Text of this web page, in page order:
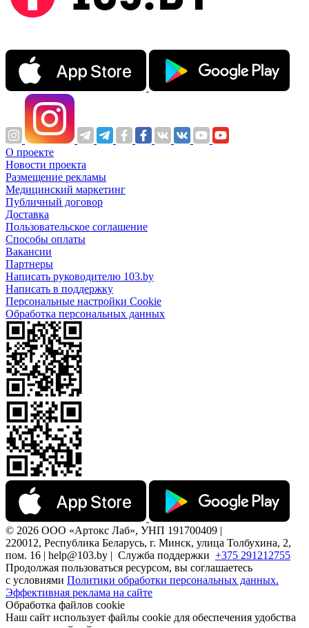
О проекте
Новости проекта
Размещение рекламы
Медицинский маркетинг
Публичный договор
Доставка
Пользовательское соглашение
Способы оплаты
Вакансии
Партнеры
Написать руководителю 103.by
Написать в поддержку
Персональные настройки Cookie
Обработка персональных данных
© 2026 ООО «Артокс Лаб», УНП 191700409 |
220012, Республика Беларусь, г. Минск, улица Толбухина, 2,
пом. 16 | help@103.by | Служба поддержки +375 291212755
Продолжая пользоваться ресурсом, вы соглашаетесь
с условиями Политики обработки персональных данных.
Эффективная реклама на сайте
Обработка файлов cookie
Наш сайт использует файлы cookie для обеспечения удобства